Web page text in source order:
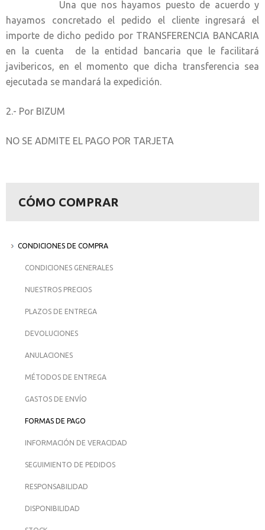
Una que nos hayamos puesto de acuerdo y
hayamos concretado el pedido el cliente ingresará el
importe de dicho pedido por TRANSFERENCIA BANCARIA
en la cuenta de la entidad bancaria que le facilitará
javibericos, en el momento que dicha transferencia sea
ejecutada se mandará la expedición.
2.- Por BIZUM
NO SE ADMITE EL PAGO POR TARJETA
CÓMO COMPRAR
CONDICIONES DE COMPRA
CONDICIONES GENERALES
NUESTROS PRECIOS
PLAZOS DE ENTREGA
DEVOLUCIONES
ANULACIONES
MÉTODOS DE ENTREGA
GASTOS DE ENVÍO
FORMAS DE PAGO
INFORMACIÓN DE VERACIDAD
SEGUIMIENTO DE PEDIDOS
RESPONSABILIDAD
DISPONIBILIDAD